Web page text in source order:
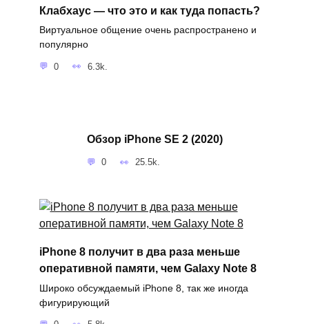
Клабхаус — что это и как туда попасть?
Виртуальное общение очень распространено и
популярно
0 6.3k.
Обзор iPhone SE 2 (2020)
0 25.5k.
iPhone 8 получит в два раза меньше
оперативной памяти, чем Galaxy Note 8
Широко обсуждаемый iPhone 8, так же иногда
фигурирующий